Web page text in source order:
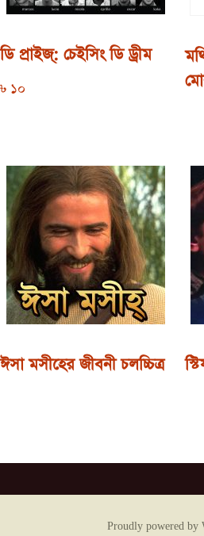
ডি প্রাইজ্‌: চেইসিং ডি ড্রীম
৳ 10
ঈসা মসীহের জীবনী চলচ্চিত্র
Proudly powered by